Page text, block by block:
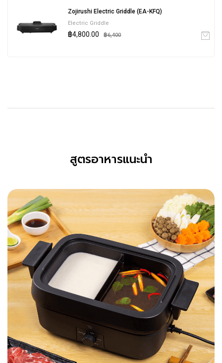
Zojirushi Electric Griddle (EA-KFQ)
Electric Griddle
฿4,800.00 ฿6,400
สูตรอาหารแนะนำ